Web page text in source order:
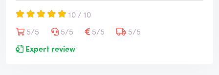
10 / 10
5/5
5/5 5/5
5/5
Expert review